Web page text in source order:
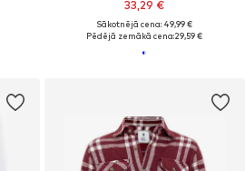
33,29 €
Sākotnējā cena: 49,99 €
Pēdējā zemākā cena:29,59 €